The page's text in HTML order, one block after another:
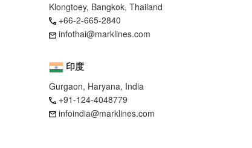
Klongtoey, Bangkok, Thailand
+66-2-665-2840
infothai@marklines.com
印度
Gurgaon, Haryana, India
+91-124-4048779
infoindia@marklines.com